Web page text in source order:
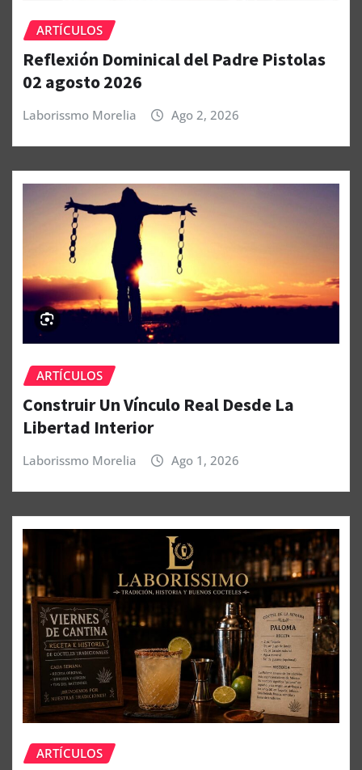
ARTÍCULOS
Reflexión Dominical del Padre Pistolas
02 agosto 2026
Laborissmo Morelia Ago 2, 2026
ARTÍCULOS
Construir Un Vínculo Real Desde La
Libertad Interior
Laborissmo Morelia Ago 1, 2026
ARTÍCULOS